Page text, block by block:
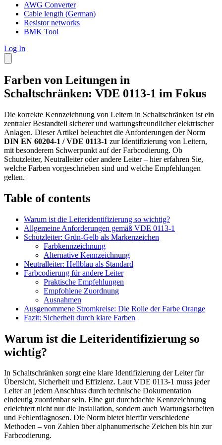
AWG Converter
Cable length (German)
Resistor networks
BMK Tool
Log In
Farben von Leitungen in
Schaltschränken: VDE 0113-1 im Fokus
Die korrekte Kennzeichnung von Leitern in Schaltschränken ist ein
zentraler Bestandteil sicherer und wartungsfreundlicher elektrischer
Anlagen. Dieser Artikel beleuchtet die Anforderungen der Norm
DIN EN 60204-1 / VDE 0113-1 zur Identifizierung von Leitern,
mit besonderem Schwerpunkt auf der Farbcodierung. Ob
Schutzleiter, Neutralleiter oder andere Leiter – hier erfahren Sie,
welche Farben vorgeschrieben sind und welche Empfehlungen
gelten.
Table of contents
Warum ist die Leiteridentifizierung so wichtig?
Allgemeine Anforderungen gemäß VDE 0113-1
Schutzleiter: Grün-Gelb als Markenzeichen
Farbkennzeichnung
Alternative Kennzeichnung
Neutralleiter: Hellblau als Standard
Farbcodierung für andere Leiter
Praktische Empfehlungen
Empfohlene Zuordnung
Ausnahmen
Ausgenommene Stromkreise: Die Rolle der Farbe Orange
Fazit: Sicherheit durch klare Farben
Warum ist die Leiteridentifizierung so
wichtig?
In Schaltschränken sorgt eine klare Identifizierung der Leiter für
Übersicht, Sicherheit und Effizienz. Laut VDE 0113-1 muss jeder
Leiter an jedem Anschluss durch technische Dokumentation
eindeutig zuordenbar sein. Eine gut durchdachte Kennzeichnung
erleichtert nicht nur die Installation, sondern auch Wartungsarbeiten
und Fehlerdiagnosen. Die Norm bietet hierfür verschiedene
Methoden – von Zahlen über alphanumerische Zeichen bis hin zur
Farbcodierung.